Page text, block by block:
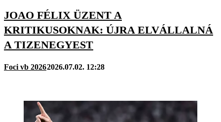
JOAO FÉLIX ÜZENT A
KRITIKUSOKNAK: ÚJRA ELVÁLLALNÁ
A TIZENEGYEST
Foci vb 20262026.07.02. 12:28